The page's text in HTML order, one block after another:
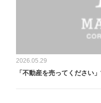
2026.05.29
「不動産を売ってください